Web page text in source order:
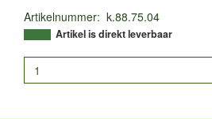
Artikelnummer: k.88.75.04
Artikel is direkt leverbaar